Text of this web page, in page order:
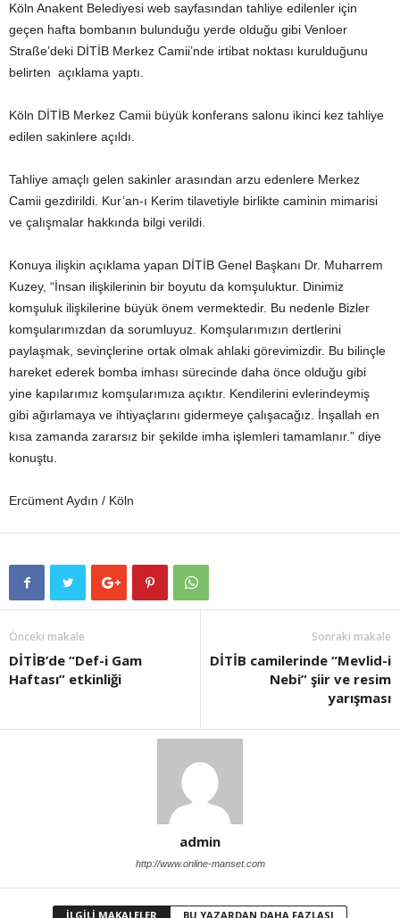
Köln Anakent Belediyesi web sayfasından tahliye edilenler için
geçen hafta bombanın bulunduğu yerde olduğu gibi Venloer
Straße’deki DİTİB Merkez Camii’nde irtibat noktası kurulduğunu
belirten açıklama yaptı.
Köln DİTİB Merkez Camii büyük konferans salonu ikinci kez tahliye
edilen sakinlere açıldı.
Tahliye amaçlı gelen sakinler arasından arzu edenlere Merkez
Camii gezdirildi. Kur’an-ı Kerim tilavetiyle birlikte caminin mimarisi
ve çalışmalar hakkında bilgi verildi.
Konuya ilişkin açıklama yapan DİTİB Genel Başkanı Dr. Muharrem
Kuzey, “İnsan ilişkilerinin bir boyutu da komşuluktur. Dinimiz
komşuluk ilişkilerine büyük önem vermektedir. Bu nedenle Bizler
komşularımızdan da sorumluyuz. Komşularımızın dertlerini
paylaşmak, sevinçlerine ortak olmak ahlaki görevimizdir. Bu bilinçle
hareket ederek bomba imhası sürecinde daha önce olduğu gibi
yine kapılarımız komşularımıza açıktır. Kendilerini evlerindeymiş
gibi ağırlamaya ve ihtiyaçlarını gidermeye çalışacağız. İnşallah en
kısa zamanda zararsız bir şekilde imha işlemleri tamamlanır.” diye
konuştu.
Ercüment Aydın / Köln
Önceki makale
DİTİB’de “Def-i Gam
Haftası” etkinliği
Sonraki makale
DİTİB camilerinde “Mevlid-i
Nebi” şiir ve resim
yarışması
admin
http://www.online-manset.com
İLGİLİ MAKALELER BU YAZARDAN DAHA FAZLASI